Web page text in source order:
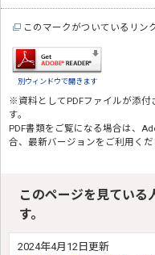
このマークがついているリン
別ウィンドウで開きます
※資料としてPDFファイルが添付
す。
PDF書類をご覧になる場合は、
合、最新バージョンをご利用くだ
このページを見ている
す。
2024年4月12日更新